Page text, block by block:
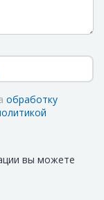
обработку
вы можете